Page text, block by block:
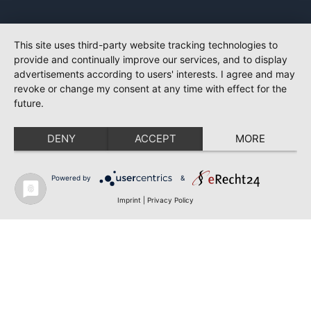
This site uses third-party website tracking technologies to
provide and continually improve our services, and to display
advertisements according to users' interests. I agree and may
revoke or change my consent at any time with effect for the
future.
DENY ACCEPT MORE
Powered by &
Imprint Privacy Policy